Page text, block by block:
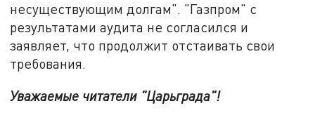
несуществующим долгам". "Газпром" с
результатами аудита не согласился и
заявляет, что продолжит отстаивать свои
требования.
Уважаемые читатели "Царьграда"!